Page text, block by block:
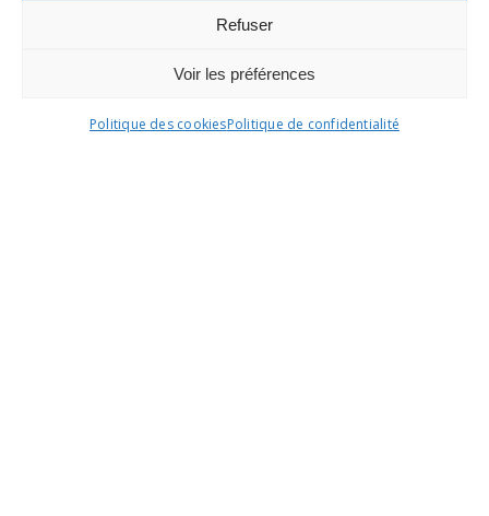
Refuser
Voir les préférences
Politique des cookiesPolitique de confidentialité
** En savoir plus sur notrePolitique de
confidentialité